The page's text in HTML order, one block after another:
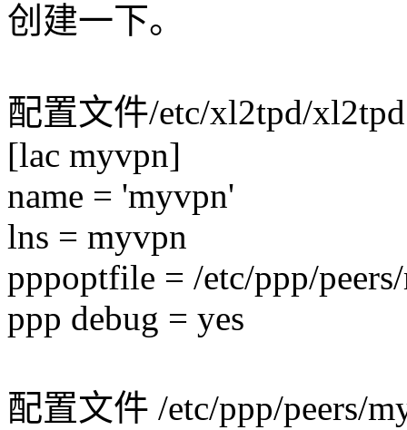
创建一下。
配置文件/etc/xl2tpd/
[lac myvpn]
name = 'myvpn'
lns = myvpn
pppoptfile = /etc/ppp/
ppp debug = yes
配置文件 /etc/ppp/peers/